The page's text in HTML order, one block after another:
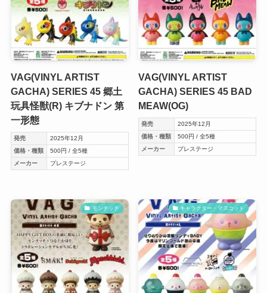
VAG(VINYL ARTIST
GACHA) SERIES 45 郷土
玩具怪獣(R) キブナドン 第
一形態
発売
2025年12月
価格・種類
500円 / 全5種
メーカー
プレステージ
VAG(VINYL ARTIST
GACHA) SERIES 45 BAD
MEAW(OG)
発売
2025年12月
価格・種類
500円 / 全5種
メーカー
プレステージ
モンチッチ キャラクター・マスコット